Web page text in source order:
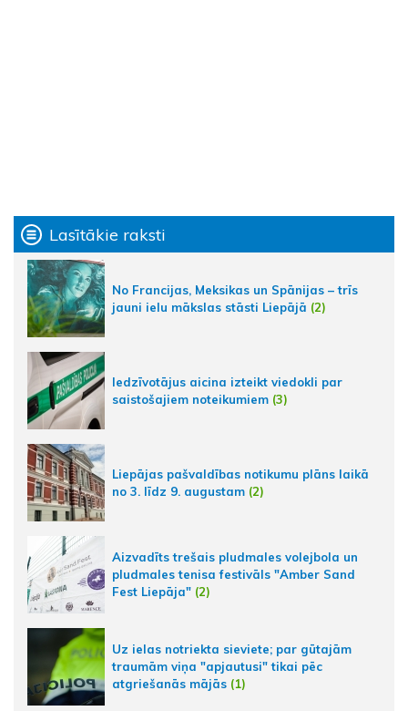
Lasītākie raksti
No Francijas, Meksikas un Spānijas – trīs
jauni ielu mākslas stāsti Liepājā (2)
Iedzīvotājus aicina izteikt viedokli par
saistošajiem noteikumiem (3)
Liepājas pašvaldības notikumu plāns laikā
no 3. līdz 9. augustam (2)
Aizvadīts trešais pludmales volejbola un
pludmales tenisa festivāls "Amber Sand
Fest Liepāja" (2)
Uz ielas notriekta sieviete; par gūtajām
traumām viņa "apjautusi" tikai pēc
atgriešanās mājās (1)